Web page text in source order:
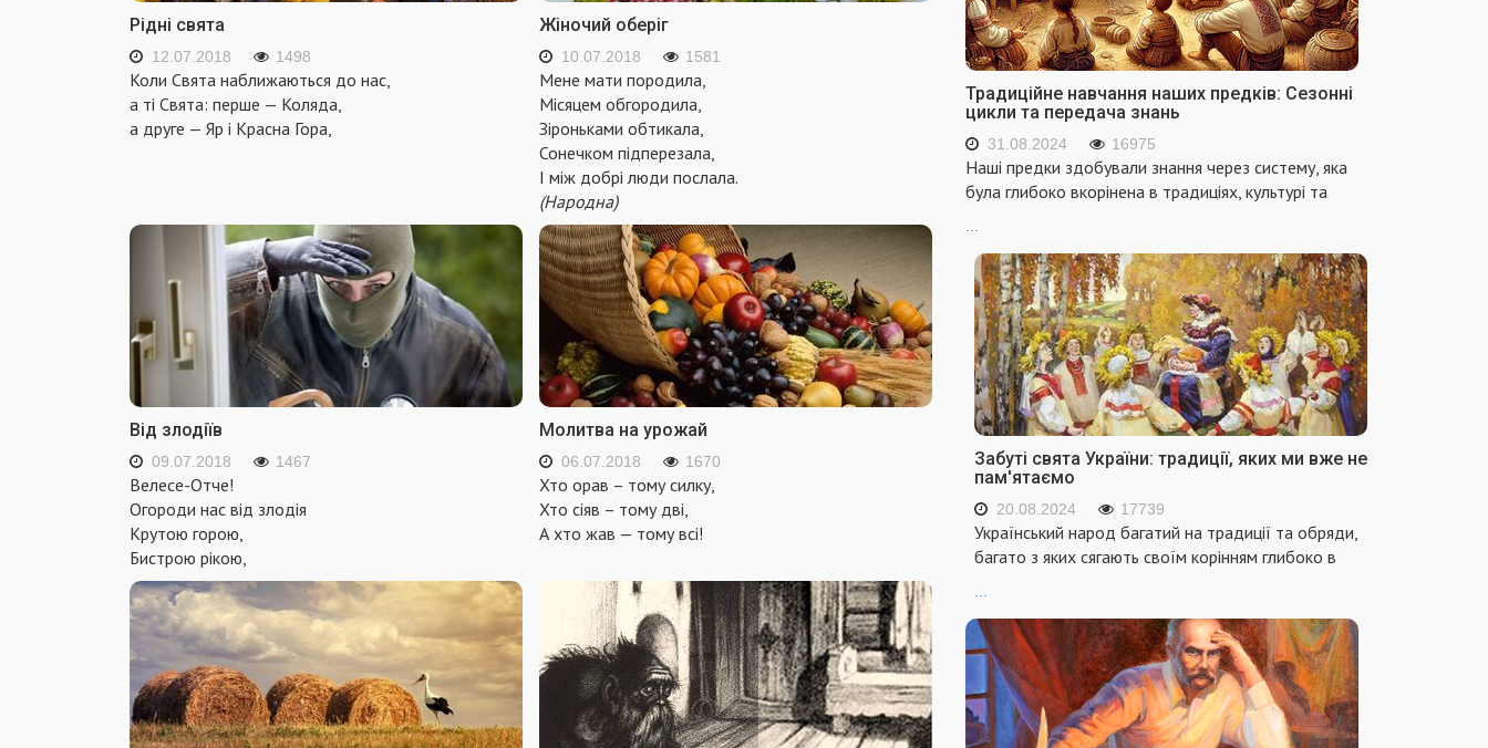
Рідні свята
12.07.2018 1498
Коли Свята наближаються до нас,
а ті Свята: перше — Коляда,
а друге — Яр і Красна Гора,
Жіночий оберіг
10.07.2018 1581
Мене мати породила,
Місяцем обгородила,
Зіроньками обтикала,
Сонечком підперезала,
І між добрі люди послала.
(Народна)
Від злодіїв
09.07.2018 1467
Велесе-Отче!
Огороди нас від злодія
Крутою горою,
Бистрою рікою,
Молитва на урожай
06.07.2018 1670
Хто орав – тому силку,
Хто сіяв – тому дві,
А хто жав — тому всі!
Традиційне навчання наших предків: Сезонні
цикли та передача знань
31.08.2024 16975
Наші предки здобували знання через систему, яка
була глибоко вкорінена в традиціях, культурі та
...
Забуті свята України: традиції, яких ми вже не
пам'ятаємо
20.08.2024 17739
Український народ багатий на традиції та обряди,
багато з яких сягають своїм корінням глибоко в
...